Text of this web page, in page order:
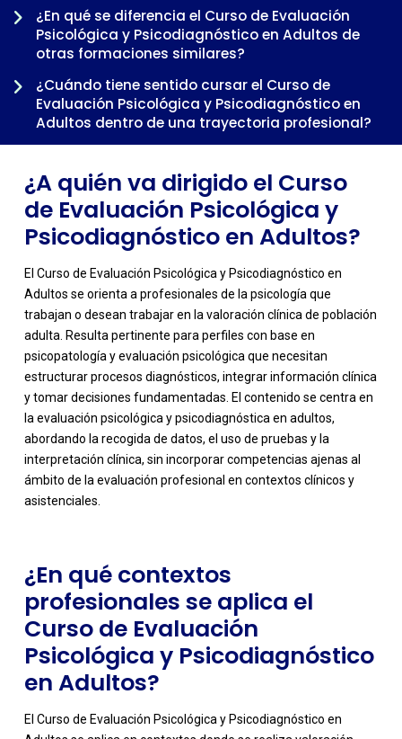
¿En qué se diferencia el Curso de Evaluación
Psicológica y Psicodiagnóstico en Adultos de
otras formaciones similares?
¿Cuándo tiene sentido cursar el Curso de
Evaluación Psicológica y Psicodiagnóstico en
Adultos dentro de una trayectoria profesional?
¿A quién va dirigido el Curso
de Evaluación Psicológica y
Psicodiagnóstico en Adultos?
El Curso de Evaluación Psicológica y Psicodiagnóstico en
Adultos se orienta a profesionales de la psicología que
trabajan o desean trabajar en la valoración clínica de población
adulta. Resulta pertinente para perfiles con base en
psicopatología y evaluación psicológica que necesitan
estructurar procesos diagnósticos, integrar información clínica
y tomar decisiones fundamentadas. El contenido se centra en
la evaluación psicológica y psicodiagnóstica en adultos,
abordando la recogida de datos, el uso de pruebas y la
interpretación clínica, sin incorporar competencias ajenas al
ámbito de la evaluación profesional en contextos clínicos y
asistenciales.
-
¿En qué contextos
profesionales se aplica el
Curso de Evaluación
Psicológica y Psicodiagnóstico
en Adultos?
El Curso de Evaluación Psicológica y Psicodiagnóstico en